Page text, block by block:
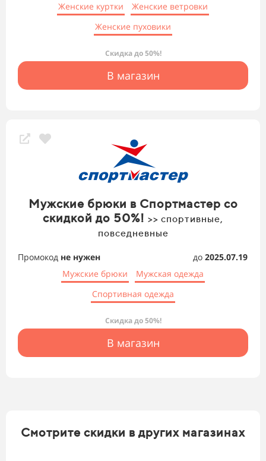
Женские куртки
Женские ветровки
Женские пуховики
Скидка до 50%!
В магазин
Мужские брюки в Спортмастер со
скидкой до 50%! >> спортивные,
повседневные
Промокод не нужен до 2025.07.19
Мужские брюки
Мужская одежда
Спортивная одежда
Скидка до 50%!
В магазин
Смотрите скидки в других магазинах